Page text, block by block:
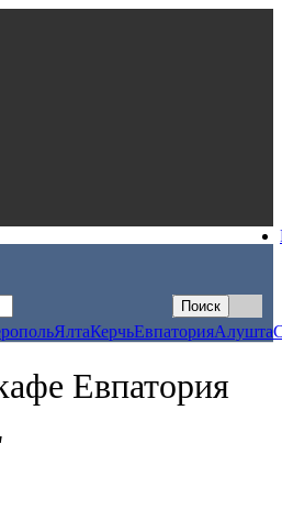
ЯлтаКерчьЕвпаторияАлушта
Евпатория